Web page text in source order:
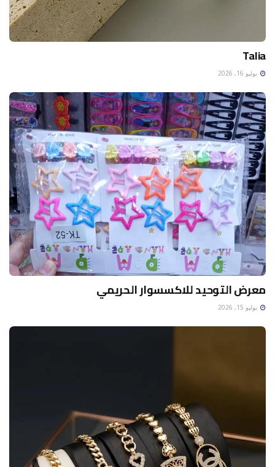
Talia
يوليو 16, 2026
معرض التوحيد للاكسسوار الحريمي
يوليو 15, 2026